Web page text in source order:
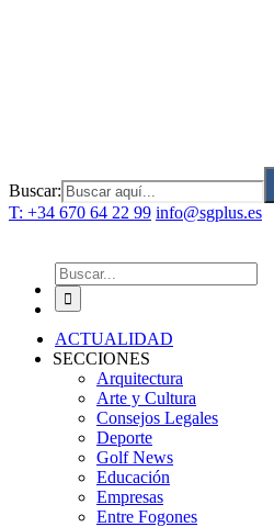
Buscar:
T: +34 670 64 22 99 info@sgplus.es
Buscar:
ACTUALIDAD
SECCIONES
Arquitectura
Arte y Cultura
Consejos Legales
Deporte
Golf News
Educación
Empresas
Entre Fogones